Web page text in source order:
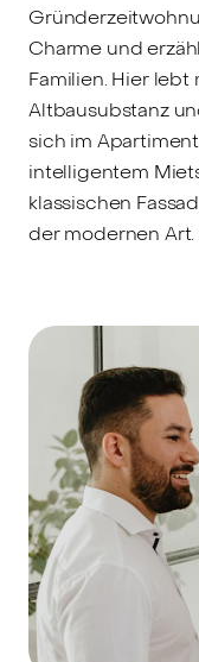
Charme und
Familien. Hier
Altbausubstanz
sich im
intelligentem
klassischen
der modernen Art.